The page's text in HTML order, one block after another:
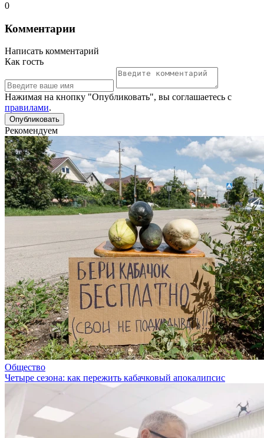
0
Комментарии
Написать комментарий
Как гость
Нажимая на кнопку "Опубликовать", вы соглашаетесь с
правилами.
Рекомендуем
Общество
Четыре сезона: как пережить кабачковый апокалипсис